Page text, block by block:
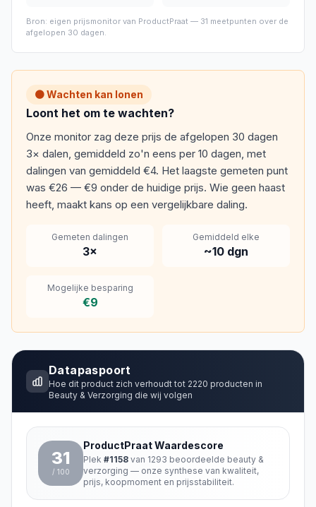
Bron: eigen prijsmonitor van ProductPraat — 31 meetpunten over de
afgelopen 30 dagen.
🟠 Wachten kan lonen
Loont het om te wachten?
Onze monitor zag deze prijs de afgelopen 30 dagen
3× dalen, gemiddeld zo'n eens per 10 dagen, met
dalingen van gemiddeld €4. Het laagste gemeten punt
was €26 — €9 onder de huidige prijs. Wie geen haast
heeft, maakt kans op een vergelijkbare daling.
Gemeten dalingen
3×
Gemiddeld elke
~10 dgn
Mogelijke besparing
€9
Datapaspoort
Hoe dit product zich verhoudt tot 2220 producten in
Beauty & Verzorging die wij volgen
31
/ 100
ProductPraat Waardescore
Plek #1158 van 1293 beoordeelde beauty &
verzorging — onze synthese van kwaliteit,
prijs, koopmoment en prijsstabiliteit.